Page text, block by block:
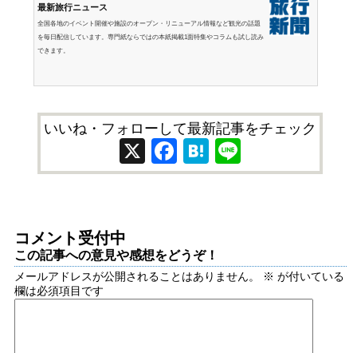
最新旅行ニュース
全国各地のイベント開催や施設のオープン・リニューアル情報など観光の話題
を毎日配信しています。専門紙ならではの本紙掲載1面特集やコラムも試し読み
できます。
いいね・フォローして最新記事をチェック
X Facebook
Hatena
コメント受付中
この記事への意見や感想をどうぞ！
メールアドレスが公開されることはありません。 ※ が付いている
欄は必須項目です